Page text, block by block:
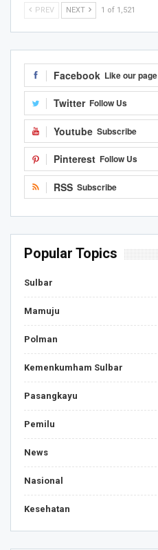
PREV NEXT 1 of 1,521
Facebook Like our page
Twitter Follow Us
Youtube Subscribe
Pinterest Follow Us
RSS Subscribe
Popular Topics
Sulbar
Mamuju
Polman
Kemenkumham Sulbar
Pasangkayu
Pemilu
News
Nasional
Kesehatan